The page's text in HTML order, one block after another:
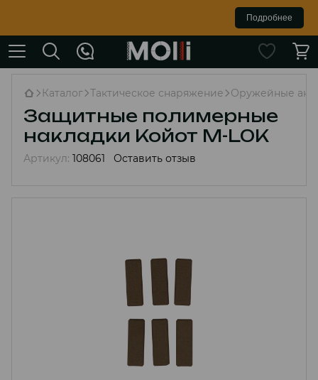
Подробнее
Каталог Тактическое снаряжение Оружейные
Защитные полимерные
накладки Койот M-L0K
Артикул: 108061 Оставить отзыв